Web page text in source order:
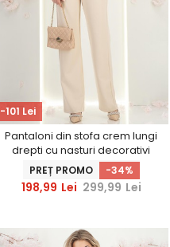
-101 Lei
Pantaloni din stofa crem lungi
drepti cu nasturi decorativi
aurii- StarShinerS
PREȚ PROMO -34%
198,99 Lei 299,99 Lei